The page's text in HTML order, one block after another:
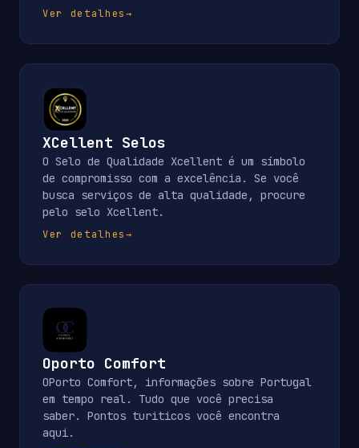
Ver detalhes→
XCellent Selos
O Selo de Qualidade Xcellent é um símbolo
de compromisso com a excelência. Se você
busca serviços de alta qualidade, procure
pelo selo Xcellent.
Ver detalhes→
Oporto Comfort
OPorto Comfort, informações sobre Portugal
em tempo real. Tudo que você precisa
saber. Pontos turiticos você encontra
aqui.